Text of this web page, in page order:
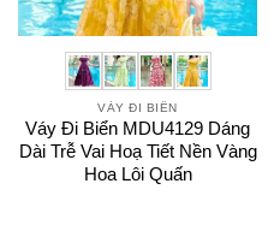
VÁY ĐI BIỂN
Váy Đi Biển MDU4129 Dáng
Dài Trễ Vai Hoạ Tiết Nền Vàng
Hoa Lôi Quấn